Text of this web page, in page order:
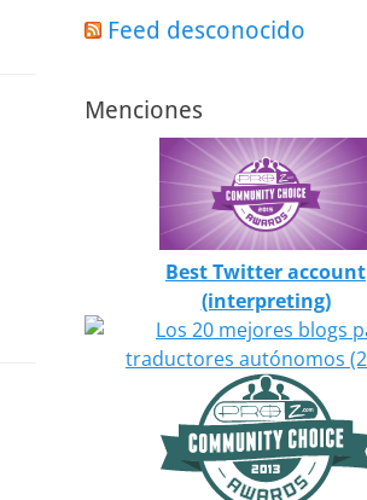
Feed desconocido
Menciones
Best Twitter account
(interpreting)